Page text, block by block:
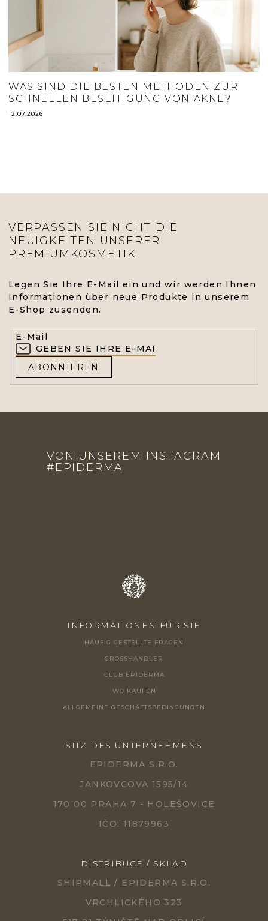
WAS SIND DIE BESTEN METHODEN ZUR
SCHNELLEN BESEITIGUNG VON AKNE?
12.07.2026
VERPASSEN SIE NICHT DIE
NEUIGKEITEN UNSERER
PREMIUMKOSMETIK
Legen Sie Ihre E-Mail ein und wir werden Ihnen
Informationen über neue Produkte in unserem
E-Shop zusenden.
E-Mail
ABONNIEREN
VON UNSEREM INSTAGRAM
#EPIDERMA
INFORMATIONEN FÜR SIE
HÄUFIG GESTELLTE FRAGEN
GROSSHÄNDLER
CLUB EPIDERMA
WO KAUFEN
ALLGEMEINE GESCHÄFTSBEDINGUNGEN
SITZ DES UNTERNEHMENS
EPIDERMA S.R.O.
JANKOVCOVA 1595/14
170 00 PRAHA 7 - HOLEŠOVICE
IČO: 11879963
DISTRIBUCE / SKLAD
SHIPMALL / EPIDERMA S.R.O.
VRCHLICKÉHO 323